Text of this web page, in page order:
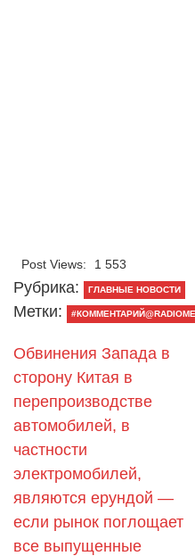
Post Views: 1 553
Рубрика: ГЛАВНЫЕ НОВОСТИ
Метки:
Обвинения Запада в
сторону Китая в
перепроизводстве
автомобилей, в
частности
электромобилей,
являются ерундой —
если рынок поглощает
все выпущенные